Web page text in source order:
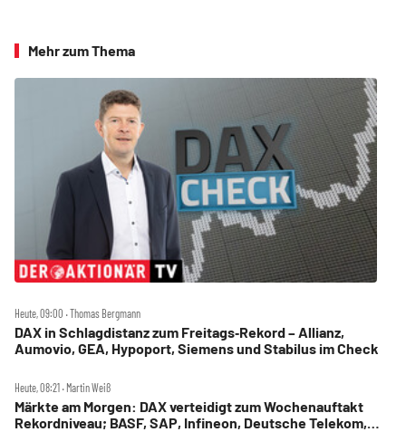
Mehr zum Thema
Heute, 09:00 ‧ Thomas Bergmann
DAX in Schlagdistanz zum Freitags‑Rekord – Allianz,
Aumovio, GEA, Hypoport, Siemens und Stabilus im Check
Heute, 08:21 ‧ Martin Weiß
Märkte am Morgen: DAX verteidigt zum Wochenauftakt
Rekordniveau; BASF, SAP, Infineon, Deutsche Telekom,